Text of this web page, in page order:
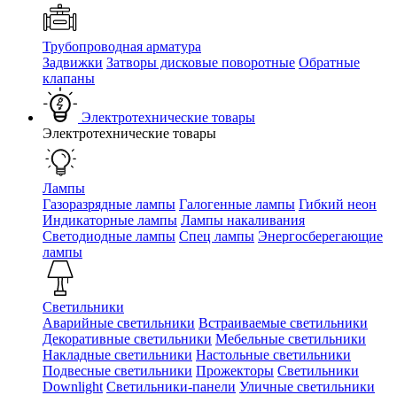
Трубопроводная арматура
Задвижки Затворы дисковые поворотные Обратные
клапаны
Электротехнические товары
Электротехнические товары
Лампы
Газоразрядные лампы Галогенные лампы Гибкий неон
Индикаторные лампы Лампы накаливания
Светодиодные лампы Спец лампы Энергосберегающие
лампы
Светильники
Аварийные светильники Встраиваемые светильники
Декоративные светильники Мебельные светильники
Накладные светильники Настольные светильники
Подвесные светильники Прожекторы Светильники
Downlight Светильники-панели Уличные светильники